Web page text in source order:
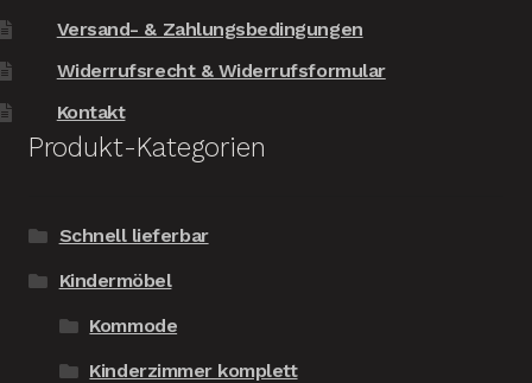
Versand- & Zahlungsbedingungen
Widerrufsrecht & Widerrufsformular
Kontakt
Produkt-Kategorien
Schnell lieferbar
Kindermöbel
Kommode
Kinderzimmer komplett